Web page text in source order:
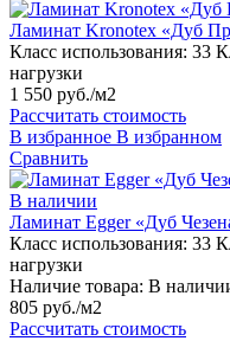
Ламинат Kronotex «Дуб
Класс использования: 33
нагрузки
1 550 руб./м2
Рассчитать стоимость
В избранное В избранном
Сравнить
В наличии
Ламинат Egger «Дуб
Класс использования: 33
нагрузки
Наличие товара: В
805 руб./м2
Рассчитать стоимость